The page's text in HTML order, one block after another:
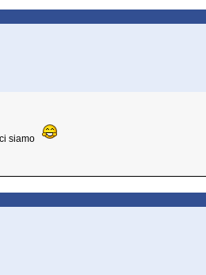
siamo